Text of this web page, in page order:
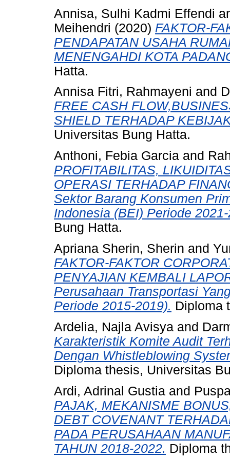
Annisa, Sulhi Kadmi Effendi
Meihendri (2020) FAKTOR-
PENDAPATAN USAHA
MENENGAHDI KOTA
Hatta.
Annisa Fitri, Rahmayeni and
FREE CASH
SHIELD TERHADAP
Universitas Bung Hatta.
Anthoni, Febia Garcia and
PROFITABILITAS,
OPERASI TERHADAP
Sektor Barang Konsumen
Indonesia (BEI) Periode
Bung Hatta.
Apriana Sherin, Sherin and
FAKTOR-FAKTOR
PENYAJIAN KEMBALI
Perusahaan Transportasi
Periode 2015-2019). Diploma
Ardelia, Najla Avisya and
Karakteristik Komite Audit
Dengan Whistleblowing
Diploma thesis, Universitas
Ardi, Adrinal Gustia and
PAJAK, MEKANISME
DEBT COVENANT
PADA PERUSAHAAN
TAHUN 2018-2022. Diploma